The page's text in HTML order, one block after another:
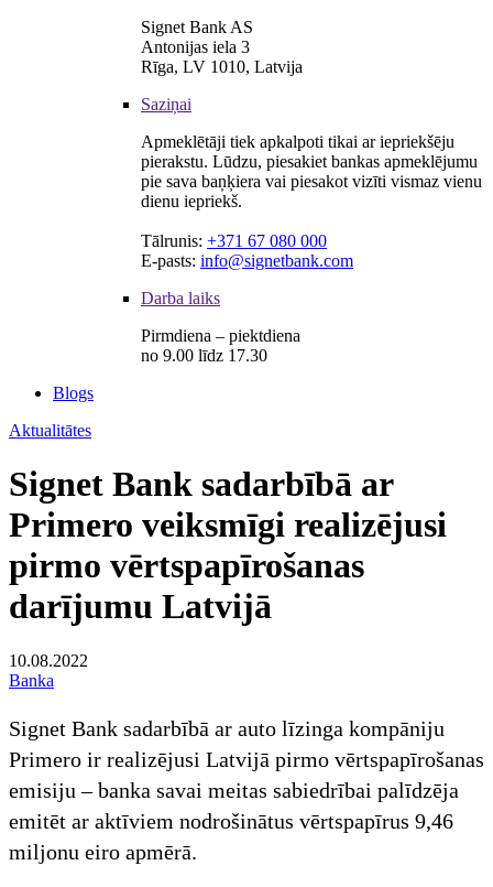
Signet Bank AS
Antonijas iela 3
Rīga, LV 1010, Latvija
Saziņai
Apmeklētāji tiek apkalpoti tikai ar iepriekšēju
pierakstu. Lūdzu, piesakiet bankas apmeklējumu
pie sava baņķiera vai piesakot vizīti vismaz vienu
dienu iepriekš.
Tālrunis: +371 67 080 000
E-pasts: info@signetbank.com
Darba laiks
Pirmdiena – piektdiena
no 9.00 līdz 17.30
Blogs
Aktualitātes
Signet Bank sadarbībā ar
Primero veiksmīgi realizējusi
pirmo vērtspapīrošanas
darījumu Latvijā
10.08.2022
Banka
Signet Bank sadarbībā ar auto līzinga kompāniju
Primero ir realizējusi Latvijā pirmo vērtspapīrošanas
emisiju – banka savai meitas sabiedrībai palīdzēja
emitēt ar aktīviem nodrošinātus vērtspapīrus 9,46
miljonu eiro apmērā.